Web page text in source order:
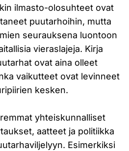
ilmasto-olosuhteet ovat
puutarhoihin, mutta
seurauksena luontoon
vieraslajeja. Kirja
ovat aina olleet
vaikutteet ovat levinneet
kesken.
yhteiskunnalliset
aatteet ja politiikka
Esimerkiksi